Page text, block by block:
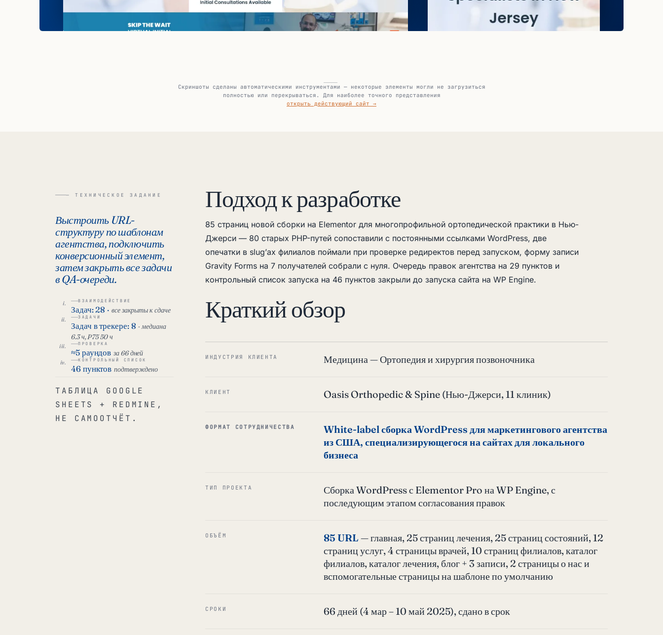
Скриншоты сделаны автоматическими инструментами — некоторые элементы могли не загрузиться
полностью или перекрываться. Для наиболее точного представления
открыть действующий сайт →
— ТЕХНИЧЕСКОЕ ЗАДАНИЕ
Выстроить URL-
структуру по шаблонам
агентства, подключить
конверсионный элемент,
затем закрыть все задачи
в QA-очереди.
ВЗАИМОДЕЙСТВИЕ
Задач: 28 · все закрыты к сдаче
ЗАДАЧИ
Задач в трекере: 8 · медиана
6.3 ч, P75 50 ч
ПРОВЕРКА
≈5 раундов за 66 дней
КОНТРОЛЬНЫЙ СПИСОК
46 пунктов подтверждено
ТАБЛИЦА GOOGLE
SHEETS + REDMINE,
НЕ САМООТЧЁТ.
Подход к разработке
85 страниц новой сборки на Elementor для многопрофильной ортопедической практики в Нью-
Джерси — 80 старых PHP-путей сопоставили с постоянными ссылками WordPress, две
опечатки в slug’ах филиалов поймали при проверке редиректов перед запуском, форму записи
Gravity Forms на 7 получателей собрали с нуля. Очередь правок агентства на 29 пунктов и
контрольный список запуска на 46 пунктов закрыли до запуска сайта на WP Engine.
Краткий обзор
ИНДУСТРИЯ КЛИЕНТА Медицина — Ортопедия и хирургия позвоночника
КЛИЕНТ Oasis Orthopedic & Spine (Нью-Джерси, 11 клиник)
ФОРМАТ СОТРУДНИЧЕСТВА
White-label сборка WordPress для маркетингового агентства
из США, специализирующегося на сайтах для локального
бизнеса
ТИП ПРОЕКТА
Сборка WordPress с Elementor Pro на WP Engine, с
последующим этапом согласования правок
ОБЪЁМ 85 URL — главная, 25 страниц лечения, 25 страниц состояний, 12
страниц услуг, 4 страницы врачей, 10 страниц филиалов, каталог
филиалов, каталог лечения, блог + 3 записи, 2 страницы о нас и
вспомогательные страницы на шаблоне по умолчанию
СРОКИ 66 дней (4 мар – 10 май 2025), сдано в срок